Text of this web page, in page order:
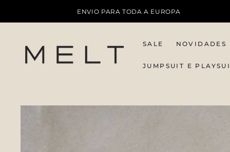
ENVIO PARA TODA A EUROPA
SALE NOVIDADES
JUMPSUIT E